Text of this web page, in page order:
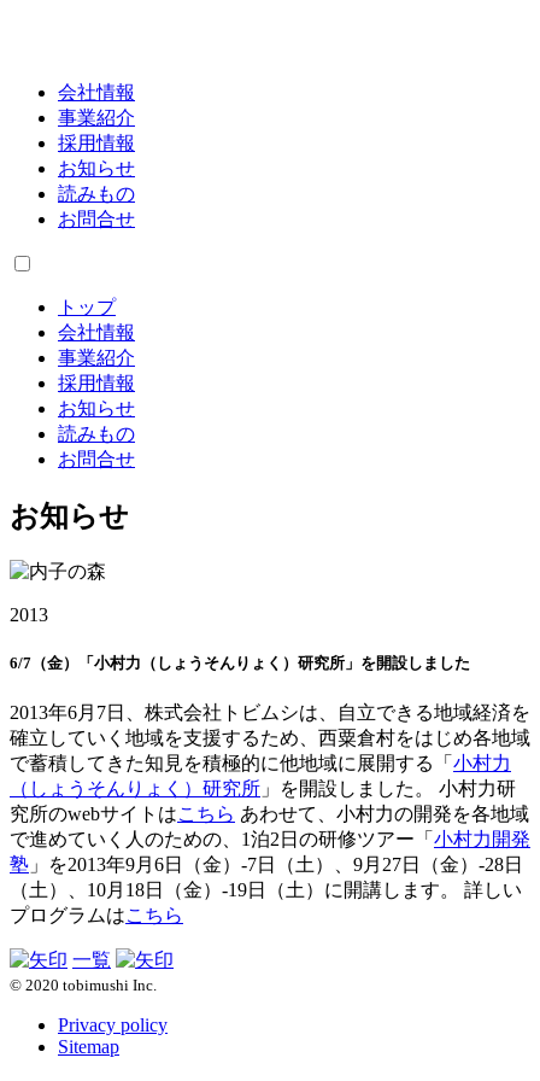
会社情報
事業紹介
採用情報
お知らせ
読みもの
お問合せ
トップ
会社情報
事業紹介
採用情報
お知らせ
読みもの
お問合せ
お知らせ
2013
6/7（金）「小村力（しょうそんりょく）研究所」を開設しました
2013年6月7日、株式会社トビムシは、自立できる地域経済を
確立していく地域を支援するため、西粟倉村をはじめ各地域
で蓄積してきた知見を積極的に他地域に展開する「 小村力
（しょうそんりょく）研究所 」を開設しました。 小村力研
究所のwebサイトはこちら あわせて、小村力の開発を各地域
で進めていく人のための、1泊2日の研修ツアー「 小村力開発
塾 」を2013年9月6日（金）-7日（土）、9月27日（金）-28日
（土）、10月18日（金）-19日（土）に開講します。 詳しい
プログラムはこちら
一覧
© 2020 tobimushi Inc.
Privacy policy
Sitemap